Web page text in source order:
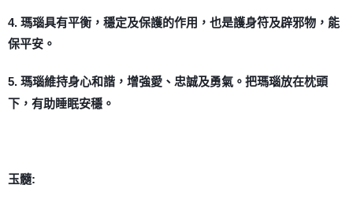
4. 瑪瑙具有平衡，穩定及保護的作用，也是護身符及辟邪物，能
保平安。
5. 瑪瑙維持身心和諧，增強愛、忠誠及勇氣。把瑪瑙放在枕頭
下，有助睡眠安穩。
玉髓: